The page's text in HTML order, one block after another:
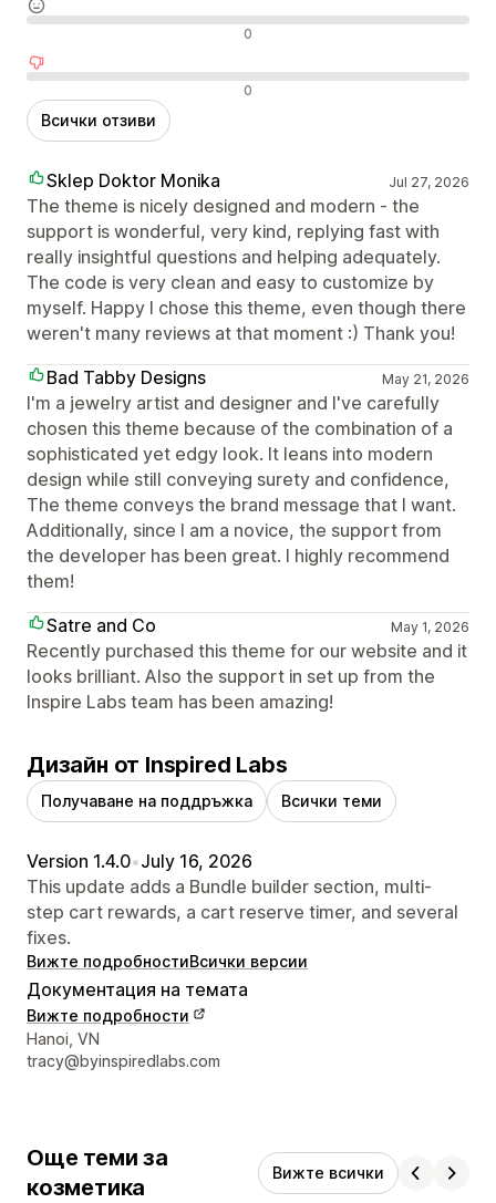
0
0
Всички отзиви
Sklep Doktor Monika Jul 27, 2026
The theme is nicely designed and modern - the
support is wonderful, very kind, replying fast with
really insightful questions and helping adequately.
The code is very clean and easy to customize by
myself. Happy I chose this theme, even though there
weren't many reviews at that moment :) Thank you!
Bad Tabby Designs
May 21, 2026
I'm a jewelry artist and designer and I've carefully
chosen this theme because of the combination of a
sophisticated yet edgy look. It leans into modern
design while still conveying surety and confidence,
The theme conveys the brand message that I want.
Additionally, since I am a novice, the support from
the developer has been great. I highly recommend
them!
Satre and Co
May 1, 2026
Recently purchased this theme for our website and it
looks brilliant. Also the support in set up from the
Inspire Labs team has been amazing!
Дизайн от Inspired Labs
Получаване на поддръжка Всички теми
Version 1.4.0•July 16, 2026
This update adds a Bundle builder section, multi-
step cart rewards, a cart reserve timer, and several
fixes.
Вижте подробностиВсички версии
Документация на темата
Вижте подробности
Данни за връзка с дизайнера
Hanoi, VN
tracy@byinspiredlabs.com
Още теми за
козметика
Вижте всички